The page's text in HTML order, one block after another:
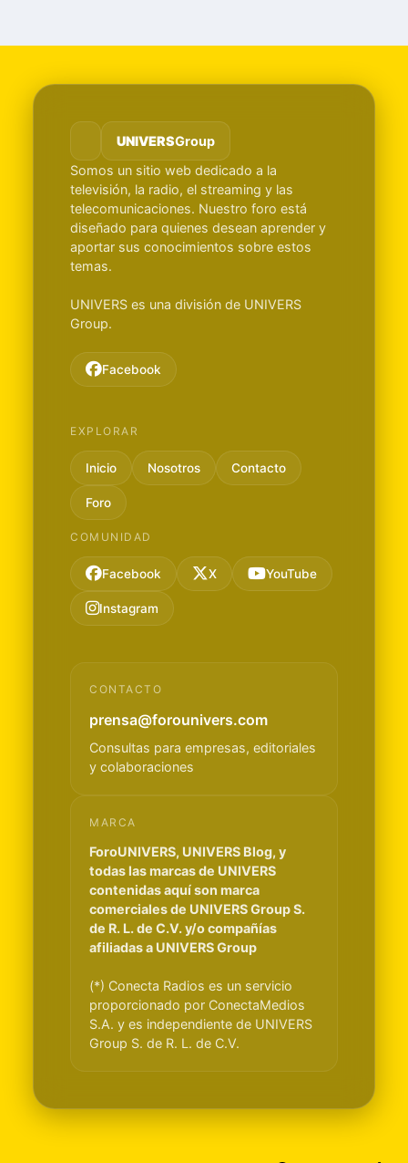
UNIVERSGroup
Somos un sitio web dedicado a la
televisión, la radio, el streaming y las
telecomunicaciones. Nuestro foro está
diseñado para quienes desean aprender y
aportar sus conocimientos sobre estos
temas.
UNIVERS es una división de UNIVERS
Group.
Facebook
EXPLORAR
Inicio Nosotros Contacto
Foro
COMUNIDAD
Facebook X YouTube
Instagram
CONTACTO
prensa@forounivers.com
Consultas para empresas, editoriales
y colaboraciones
MARCA
ForoUNIVERS, UNIVERS Blog, y
todas las marcas de UNIVERS
contenidas aquí son marca
comerciales de UNIVERS Group S.
de R. L. de C.V. y/o compañías
afiliadas a UNIVERS Group
(*) Conecta Radios es un servicio
proporcionado por ConectaMedios
S.A. y es independiente de UNIVERS
Group S. de R. L. de C.V.